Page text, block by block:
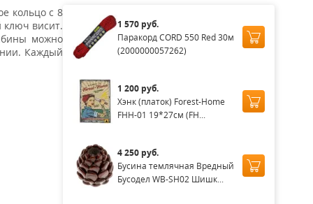
кольцо с 8
ключ висит.
можно
Каждый
1 570 руб.
Паракорд CORD 550 Red 30м
(2000000057262)
1 200 руб.
Хэнк (платок) Forest-Home
FHH-01 19*27см (FH...
4 250 руб.
Бусина темлячная Вредный
Бусодел WB-SH02 Шишк...